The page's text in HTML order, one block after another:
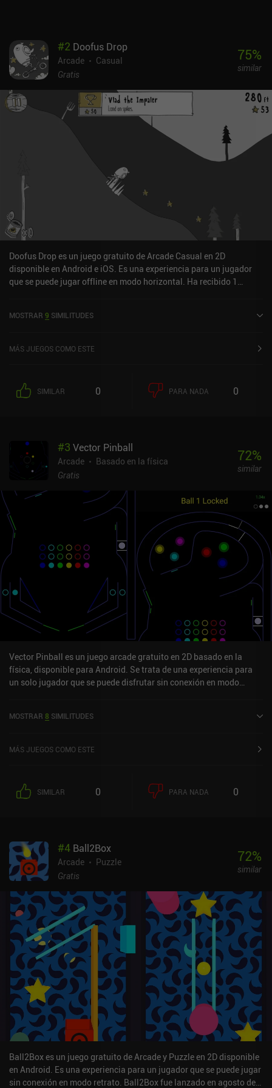
#2 Doofus Drop
Arcade
Casual
Gratis
75%
similar
Doofus Drop es un juego gratuito de Arcade Casual en 2D
disponible en Android e iOS. Es una experiencia para un jugador
que se puede jugar offline en modo horizontal. Ha recibido 1
sobre 5,0 en Google Play y de 4,7 sobre 5,0 en la App Store de iOS.
MOSTRAR 9 SIMILITUDES
MÁS JUEGOS COMO ESTE
SIMILAR 0 PARA NADA 0
#3 Vector Pinball
Arcade
Basado en la física
Gratis
72%
similar
Vector Pinball es un juego arcade gratuito en 2D basado en la
física, disponible para Android. Se trata de una experiencia para
un solo jugador que se puede disfrutar sin conexión en modo
una valoración actual de 4,6 sobre 5,0 en Google Play.
MOSTRAR 8 SIMILITUDES
MÁS JUEGOS COMO ESTE
SIMILAR 0 PARA NADA 0
#4 Ball2Box
Arcade
Puzzle
Gratis
72%
similar
Ball2Box es un juego gratuito de Arcade y Puzzle en 2D disponible
en Android. Es una experiencia para un jugador que se puede jugar
sin conexión en modo retrato. Ball2Box fue lanzado en agosto de